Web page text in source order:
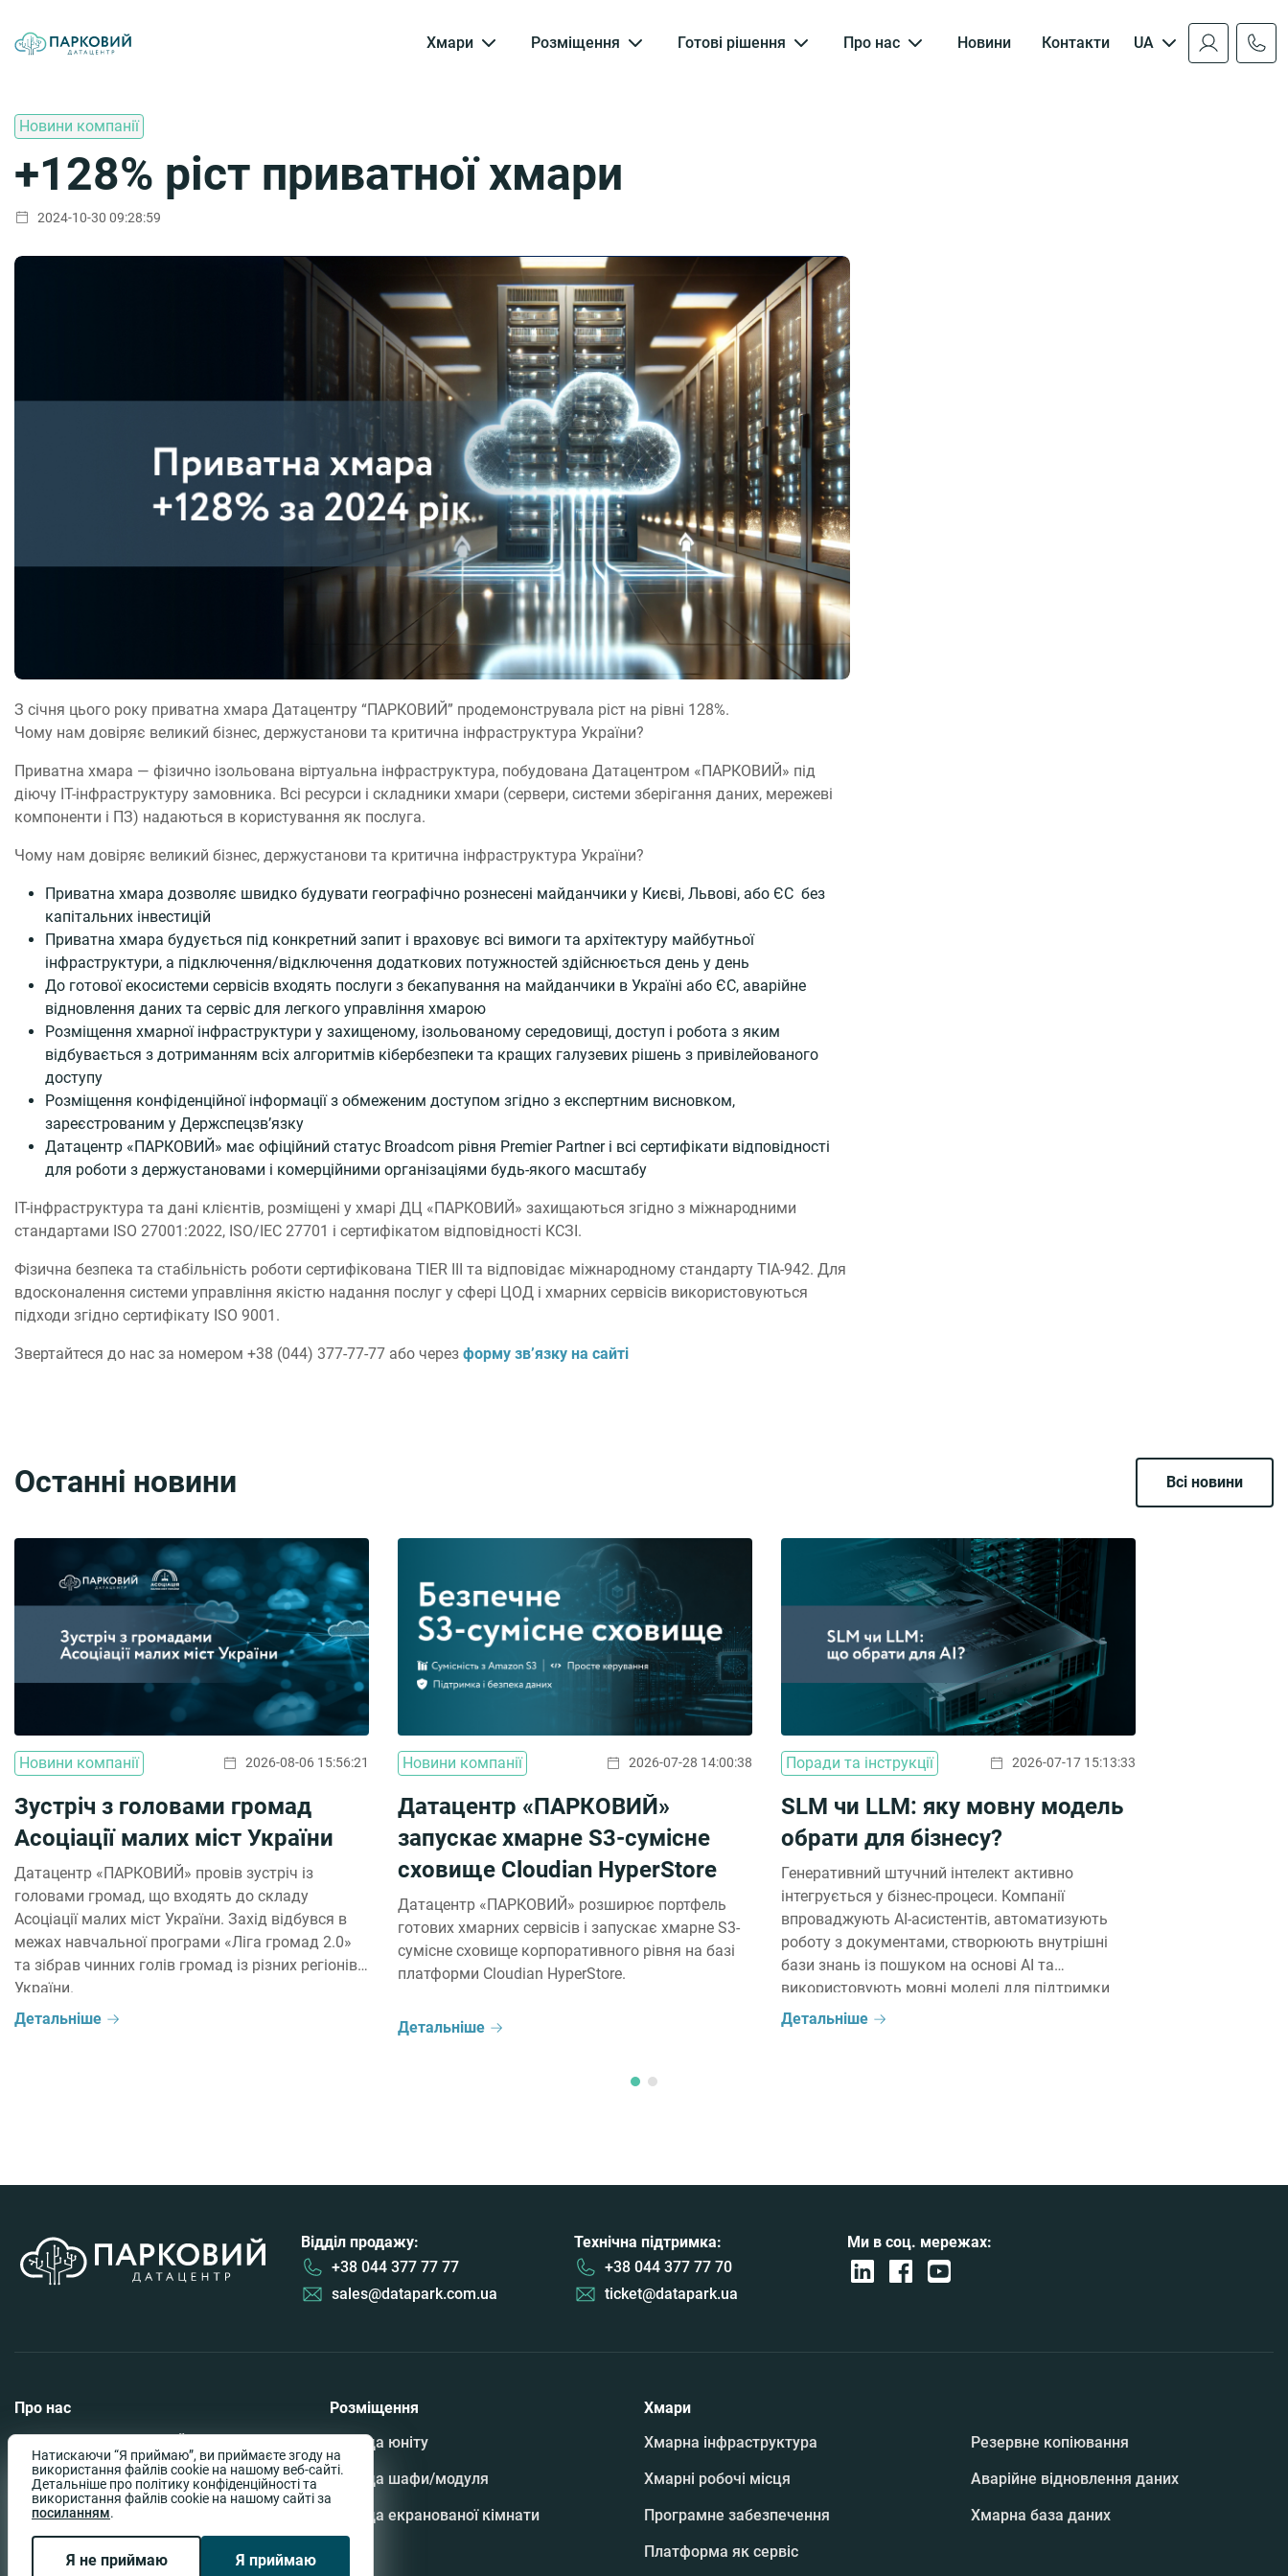
Хмари Розміщення Готові рішення Про нас Новини Контакти UA
Новини компанії
+128% ріст приватної хмари
2024-10-30 09:28:59
З січня цього року приватна хмара Датацентру “ПАРКОВИЙ” продемонструвала ріст на рівні 128%.
Чому нам довіряє великий бізнес, держустанови та критична інфраструктура України?
Приватна хмара ― фізично ізольована віртуальна інфраструктура, побудована Датацентром «ПАРКОВИЙ» під
діючу ІТ-інфраструктуру замовника. Всі ресурси і складники хмари (сервери, системи зберігання даних, мережеві
компоненти і ПЗ) надаються в користування як послуга.
Чому нам довіряє великий бізнес, держустанови та критична інфраструктура України?
Приватна хмара дозволяє швидко будувати географічно рознесені майданчики у Києві, Львові, або ЄС без
капітальних інвестицій
Приватна хмара будується під конкретний запит і враховує всі вимоги та архітектуру майбутньої
інфраструктури, а підключення/відключення додаткових потужностей здійснюється день у день
До готової екосистеми сервісів входять послуги з бекапування на майданчики в Україні або ЄС, аварійне
відновлення даних та сервіс для легкого управління хмарою
Розміщення хмарної інфраструктури у захищеному, ізольованому середовищі, доступ і робота з яким
відбувається з дотриманням всіх алгоритмів кібербезпеки та кращих галузевих рішень з привілейованого
доступу
Розміщення конфіденційної інформації з обмеженим доступом згідно з експертним висновком,
зареєстрованим у Держспецзв’язку
Датацентр «ПАРКОВИЙ» має офіційний статус Broadcom рівня Premier Partner і всі сертифікати відповідності
для роботи з держустановами і комерційними організаціями будь-якого масштабу
ІТ-інфраструктура та дані клієнтів, розміщені у хмарі ДЦ «ПАРКОВИЙ» захищаються згідно з міжнародними
стандартами ISO 27001:2022, ISO/IEC 27701 і сертифікатом відповідності КСЗІ.
Фізична безпека та стабільність роботи сертифікована TIER III та відповідає міжнародному стандарту TIA-942. Для
вдосконалення системи управління якістю надання послуг у сфері ЦОД і хмарних сервісів використовуються
підходи згідно сертифікату ISO 9001.
Звертайтеся до нас за номером +38 (044) 377-77-77 або через форму зв’язку на сайті
Останні новини Всі новини
Новини компанії 2026-08-06 15:56:21
Зустріч з головами громад
Асоціації малих міст України
Датацентр «ПАРКОВИЙ» провів зустріч із
головами громад, що входять до складу
Асоціації малих міст України. Захід відбувся в
межах навчальної програми «Ліга громад 2.0»
та зібрав чинних голів громад із різних регіонів
України.
Детальніше
Новини компанії 2026-07-28 14:00:38
Датацентр «ПАРКОВИЙ»
запускає хмарне S3-сумісне
сховище Cloudian HyperStore
Датацентр «ПАРКОВИЙ» розширює портфель
готових хмарних сервісів і запускає хмарне S3-
сумісне сховище корпоративного рівня на базі
платформи Cloudian HyperStore.
Детальніше
Поради та інструкції 2026-07-17 15:13:33
SLM чи LLM: яку мовну модель
обрати для бізнесу?
Генеративний штучний інтелект активно
інтегрується у бізнес-процеси. Компанії
впроваджують AI-асистентів, автоматизують
роботу з документами, створюють внутрішні
бази знань із пошуком на основі AI та
використовують мовні моделі для підтримки
співробітників і клієнтів. Водночас під час
Детальніше
Відділ продажу:
+38 044 377 77 77
sales@datapark.com.ua
Технічна підтримка:
+38 044 377 77 70
ticket@datapark.ua
Ми в соц. мережах:
Про нас
Партнери
Вакансії
Контакти
Розміщення
Оренда юніту
Оренда шафи/модуля
Оренда екранованої кімнати
Хмари
Хмарна інфраструктура
Резервне копіювання
Хмарні робочі місця
Аварійне відновлення даних
Програмне забезпечення
Хмарна база даних
Платформа як сервіс
Натискаючи “Я приймаю”, ви приймаєте згоду на
використання файлів cookie на нашому веб-сайті.
Детальніше про політику конфіденційності та
використання файлів cookie на нашому сайті за
посиланням.
Я не приймаю Я приймаю